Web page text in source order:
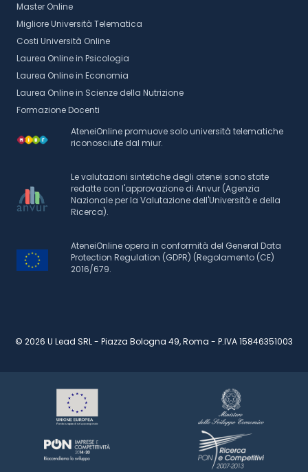
Master Online
Migliore Università Telematica
Costi Università Online
Laurea Online in Psicologia
Laurea Online in Economia
Laurea Online in Scienze della Nutrizione
Formazione Docenti
AteneiOnline promuove solo università telematiche
riconosciute dal miur.
Le valutazioni sintetiche degli atenei sono state
redatte con l'approvazione di Anvur (Agenzia
Nazionale per la Valutazione dell'Università e della
Ricerca).
AteneiOnline opera in conformità del General Data
Protection Regulation (GDPR) (Regolamento (CE)
2016/679.
© 2026 U Lead SRL - Piazza Bologna 49, Roma - P.IVA 15846351003